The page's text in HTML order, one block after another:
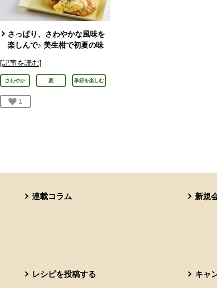
さっぱり、さわやかな風味を
楽しんで♪ 美生柑で初夏の味
[記事を読む]
さわやか 夏 季節を楽しむ
お気に入り登録：
1
連載コラム 新規
レシピを投稿する キャ